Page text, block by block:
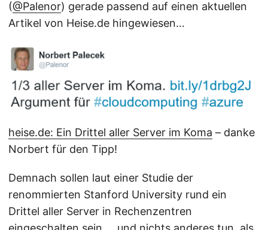
(@Palenor) gerade passend auf einen aktuellen
Artikel von Heise.de hingewiesen…
heise.de: Ein Drittel aller Server im Koma – danke
Norbert für den Tipp!
Demnach sollen laut einer Studie der
renommierten Stanford University rund ein
Drittel aller Server in Rechenzentren